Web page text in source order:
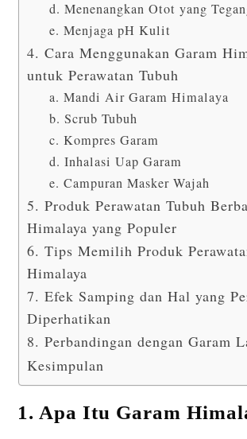
d. Menenangkan Otot yang
e. Menjaga pH Kulit
4. Cara Menggunakan Garam
untuk Perawatan Tubuh
a. Mandi Air Garam Himalaya
b. Scrub Tubuh
c. Kompres Garam
d. Inhalasi Uap Garam
e. Campuran Masker Wajah
5. Produk Perawatan Tubuh
Himalaya yang Populer
6. Tips Memilih Produk
Himalaya
7. Efek Samping dan Hal yang
Diperhatikan
8. Perbandingan dengan Garam
Kesimpulan
1. Apa Itu Garam